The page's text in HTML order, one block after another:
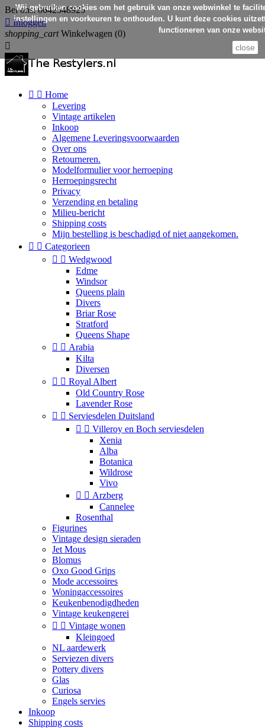
Bel ons:0642548925
 Inloggen
shopping_cart Winkelwagen (0)

  Home
Levering
Vintage artikelen
Inkoop
Algemene Leveringsvoorwaarden
Over ons
Retourneren.
Modelformulier voor herroeping
Herroepingsrecht
Privacy
Verzending en betaling
Milieu-bericht
Shipping costs
Mijn bestelling is beschadigd of niet aangekomen.
  Categorieen
  Wedgwood
Edme
Windsor
Queens plain
Divers
Briar Rose
Stratford
Queens Shape
  Arabia
Kilta
Diversen
  Royal Albert
Old Country Rose
Lavender Rose
  Serviesdelen Duitsland
  Villeroy en Boch serviesdelen
Xenia
Alba
Botanica
Wildrose
Vivo
  Arzberg
Cannelee
Rosenthal
Figurines
Vintage design sieraden
Jet Mous
Blomus
Oxo Good Grips
Mode accessoires
Woningaccessoires
Keukenbenodigdheden
Vintage keukengerei
  Vintage wonen
Kleingoed
NL aardewerk
Serviezen divers
Pottery divers
Glas
Curiosa
Engels servies
Inkoop
Shipping costs
Wij gebruiken cookies om het gebruik van onze webwinkel te
instellingen en voorkeuren te onthouden. U kunt deze cookies
functioneren van onze
close